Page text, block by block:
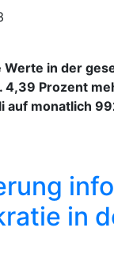
Werte in der
Prozent
auf monatlich
in